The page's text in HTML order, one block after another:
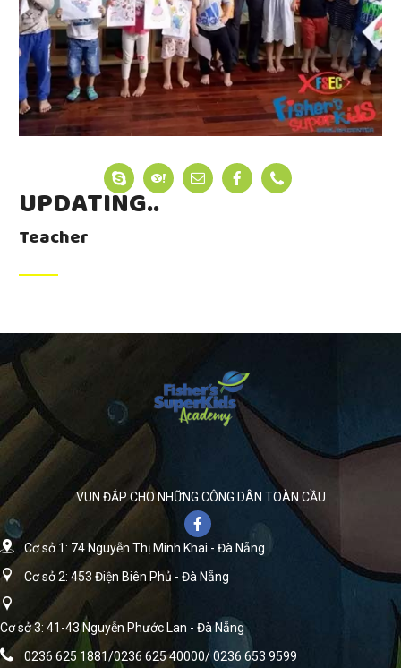
UPDATING..
Teacher
VUN ĐẮP CHO NHỮNG CÔNG DÂN TOÀN CẦU
Cơ sở 1: 74 Nguyễn Thị Minh Khai - Đà Nẵng
Cơ sở 2: 453 Điện Biên Phủ - Đà Nẵng
Cơ sở 3: 41-43 Nguyễn Phước Lan - Đà Nẵng
0236 625 1881/0236 625 40000/ 0236 653 9599